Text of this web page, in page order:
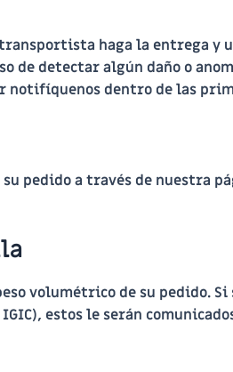
haga la entrega y
de detectar algún daño o
notifíquenos dentro de las
pedido a través de nuestra
volumétrico de su pedido.
, estos le serán